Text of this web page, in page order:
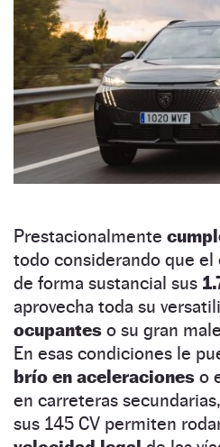
Prestacionalmente
todo considerando que
de forma sustancial sus
aprovecha toda su
ocupantes o su gran
En esas condiciones le
brío en aceleraciones o
en carreteras
sus 145 CV permiten